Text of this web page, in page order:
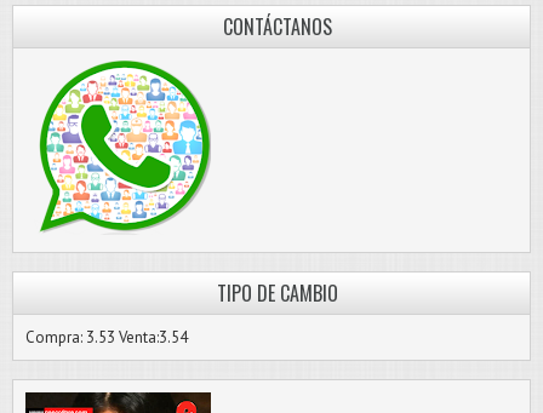
CONTÁCTANOS
TIPO DE CAMBIO
Compra: 3.53 Venta:3.54